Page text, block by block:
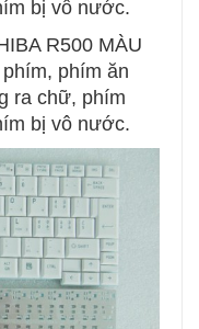
bị vô nước.
R500 MÀU
phím ăn
ra chữ, phím
bị vô nước.